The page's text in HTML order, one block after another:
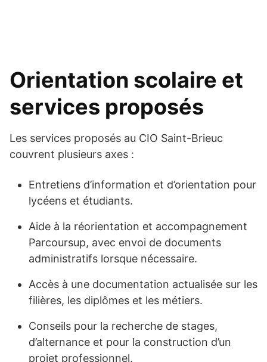
Orientation scolaire et
services proposés
Les services proposés au CIO Saint-Brieuc
couvrent plusieurs axes :
Entretiens d’information et d’orientation pour
lycéens et étudiants.
Aide à la réorientation et accompagnement
Parcoursup, avec envoi de documents
administratifs lorsque nécessaire.
Accès à une documentation actualisée sur les
filières, les diplômes et les métiers.
Conseils pour la recherche de stages,
d’alternance et pour la construction d’un
projet professionnel.